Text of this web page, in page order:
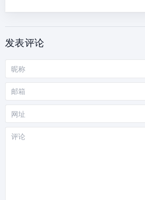
发表评论
评
昵
称
邮
箱
网
站